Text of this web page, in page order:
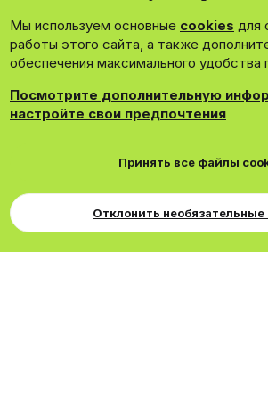
Зарегистрироваться сейчас!
DohTheme
Cookies Russian Обратная
Для правообладателей
EN Soundmain
Политика конфиденциальности
Мы используем основные cookies для
работы этого сайта, а также
обеспечения максимального удобства
Посмотрите дополнительную
настройте свои предпочтения
Принять все файлы
Отклонить необязательные